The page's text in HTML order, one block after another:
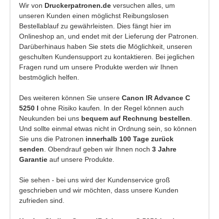
Wir von Druckerpatronen.de versuchen alles, um
unseren Kunden einen möglichst Reibungslosen
Bestellablauf zu gewährleisten. Dies fängt hier im
Onlineshop an, und endet mit der Lieferung der Patronen.
Darüberhinaus haben Sie stets die Möglichkeit, unseren
geschulten Kundensupport zu kontaktieren. Bei jeglichen
Fragen rund um unsere Produkte werden wir Ihnen
bestmöglich helfen.
Des weiteren können Sie unsere Canon IR Advance C
5250 I ohne Risiko kaufen. In der Regel können auch
Neukunden bei uns bequem auf Rechnung bestellen
Und sollte einmal etwas nicht in Ordnung sein, so können
Sie uns die Patronen innerhalb 100 Tage zurück
senden . Obendrauf geben wir Ihnen noch 3 Jahre
Garantie auf unsere Produkte.
Sie sehen - bei uns wird der Kundenservice groß
geschrieben und wir möchten, dass unsere Kunden
zufrieden sind.